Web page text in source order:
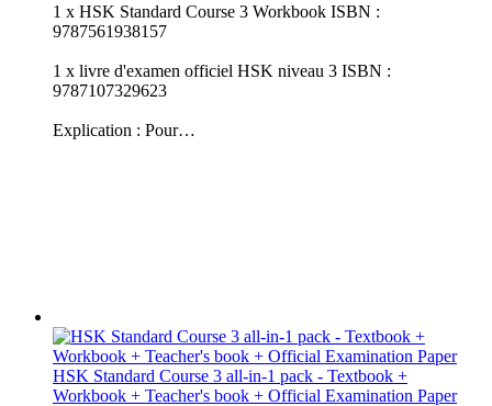
1 x HSK Standard Course 3 Workbook ISBN :
9787561938157
1 x livre d'examen officiel HSK niveau 3 ISBN :
9787107329623
Explication : Pour…
HSK Standard Course 3 all-in-1 pack - Textbook +
Workbook + Teacher's book + Official Examination Paper